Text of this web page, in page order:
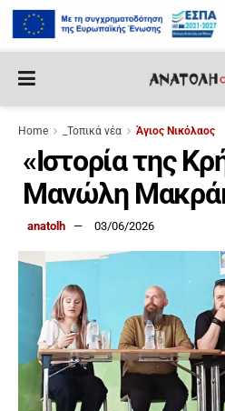
Home _Τοπικά νέα Άγιος Νικόλαος
«Ιστορία της
Μανώλη
anatolh 03/06/2026